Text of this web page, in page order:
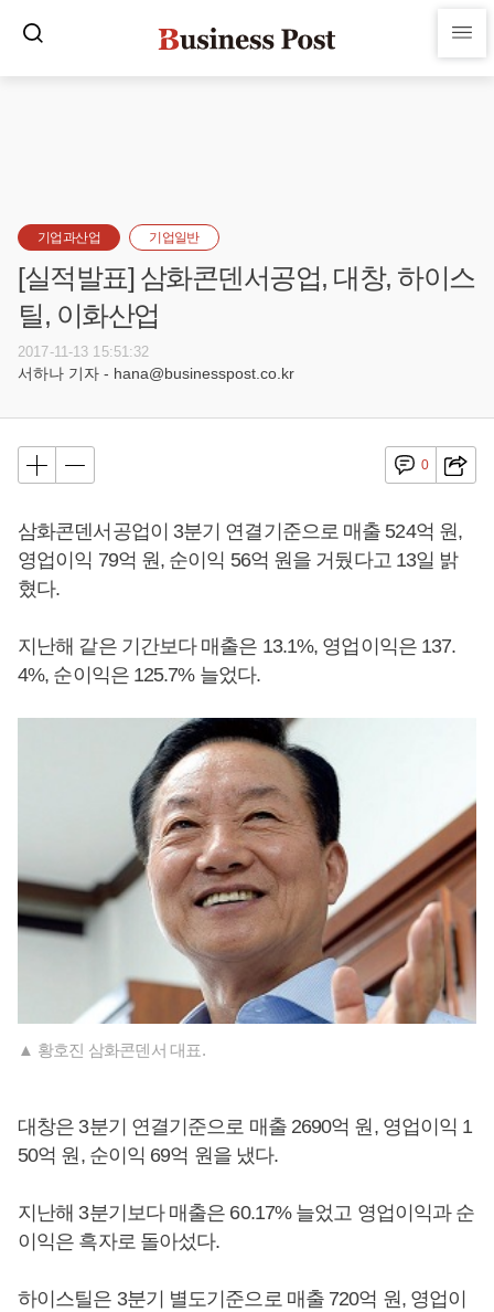
기업과산업 기업일반
[실적발표] 삼화콘덴서공업, 대창, 하이스
틸, 이화산업
2017-11-13 15:51:32
서하나 기자 - hana@businesspost.co.kr
0
삼화콘덴서공업이 3분기 연결기준으로 매출 524억 원,
영업이익 79억 원, 순이익 56억 원을 거뒀다고 13일 밝
혔다.
지난해 같은 기간보다 매출은 13.1%, 영업이익은 137.
4%, 순이익은 125.7% 늘었다.
▲ 황호진 삼화콘덴서 대표.
대창은 3분기 연결기준으로 매출 2690억 원, 영업이익 1
50억 원, 순이익 69억 원을 냈다.
지난해 3분기보다 매출은 60.17% 늘었고 영업이익과 순
이익은 흑자로 돌아섰다.
하이스틸은 3분기 별도기준으로 매출 720억 원, 영업이